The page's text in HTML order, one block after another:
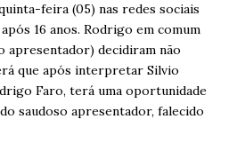
feira (05) nas redes sociais
16 anos. Rodrigo em comum
apresentador) decidiram não
que após interpretar Silvio
Faro, terá uma oportunidade
saudoso apresentador, falecido